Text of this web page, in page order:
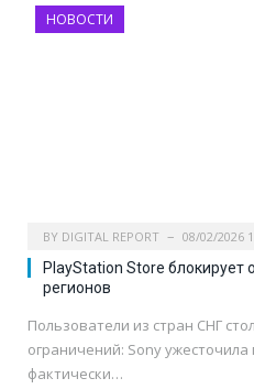
НОВОСТИ
BY DIGITAL REPORT 08/02/2026
PlayStation Store блокирует
регионов
Пользователи из стран СНГ
ограничений: Sony
фактически…